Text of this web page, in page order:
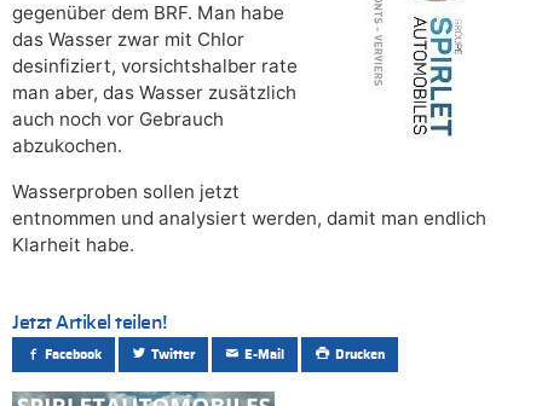
gegenüber dem BRF. Man habe
das Wasser zwar mit Chlor
desinfiziert, vorsichtshalber rate
man aber, das Wasser zusätzlich
auch noch vor Gebrauch
abzukochen.
Wasserproben sollen jetzt
entnommen und analysiert werden, damit man endlich
Klarheit habe.
Jetzt Artikel teilen!
Facebook Twitter E-Mail Drucken